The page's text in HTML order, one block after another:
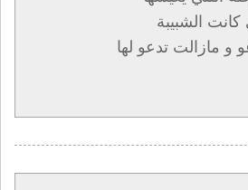
كانت الشبيبة
و مازالت تدعو لها